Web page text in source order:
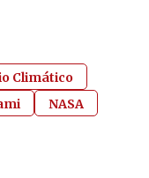
Climático
NASA